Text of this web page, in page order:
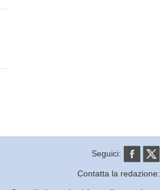
Seguici:
Contatta la redazione: